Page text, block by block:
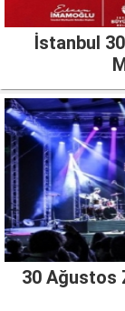
İstanbul
30 Ağustos